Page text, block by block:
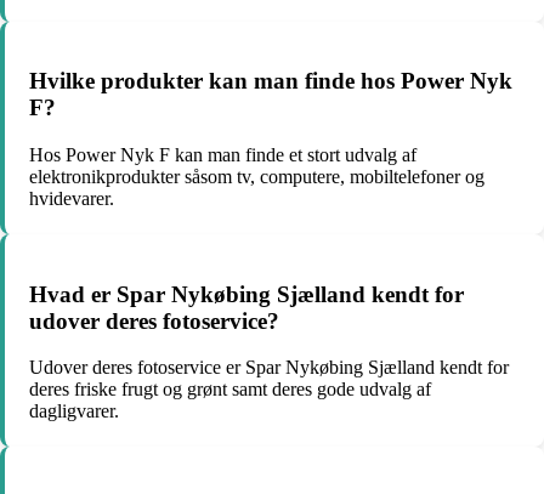
Hvilke produkter kan man finde hos Power Nyk
F?
Hos Power Nyk F kan man finde et stort udvalg af
elektronikprodukter såsom tv, computere, mobiltelefoner og
hvidevarer.
Hvad er Spar Nykøbing Sjælland kendt for
udover deres fotoservice?
Udover deres fotoservice er Spar Nykøbing Sjælland kendt for
deres friske frugt og grønt samt deres gode udvalg af
dagligvarer.